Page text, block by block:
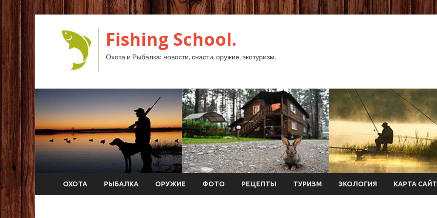
Fishing School.
Охота и Рыбалка: новости, снасти, оружие, экотуризм.
ОХОТА РЫБАЛКА ОРУЖИЕ ФОТО РЕЦЕПТЫ ТУРИЗМ ЭКОЛОГИЯ КАРТА